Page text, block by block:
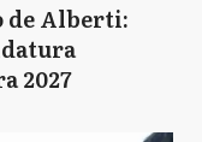
de Alberti:
2027